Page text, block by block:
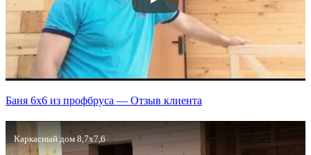
Баня 6х6 из профбруса — Отзыв клиента
Каркасный дом 8,7х7,6